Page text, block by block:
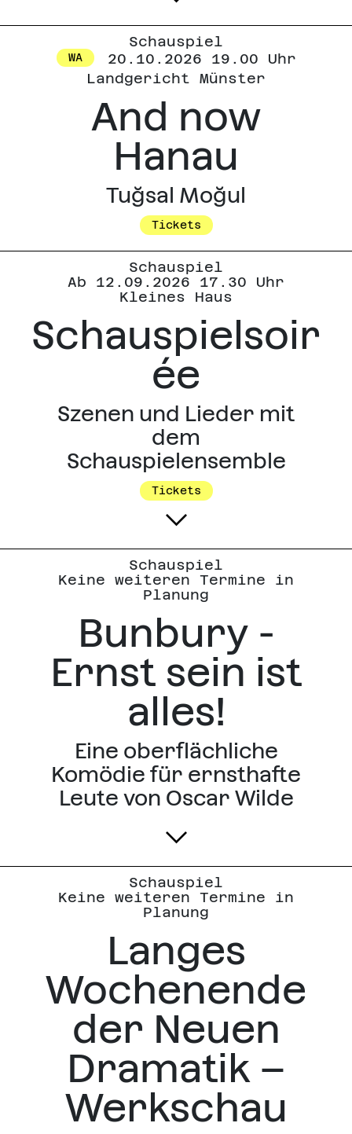
WA 20.10.2026 19.00 Uhr
Schauspiel
Landgericht Münster
And now
Hanau
Tuğsal Moğul
Tickets
Ab 12.09.2026 17.30 Uhr
Schauspiel
Kleines Haus
Schauspielsoir
ée
Szenen und Lieder mit
dem
Schauspielensemble
Tickets
Keine weiteren Termine in
Planung
Schauspiel
Bunbury -
Ernst sein ist
alles!
Eine oberflächliche
Komödie für ernsthafte
Leute von Oscar Wilde
Keine weiteren Termine in
Planung
Schauspiel
Langes
Wochenende
der Neuen
Dramatik –
Werkschau